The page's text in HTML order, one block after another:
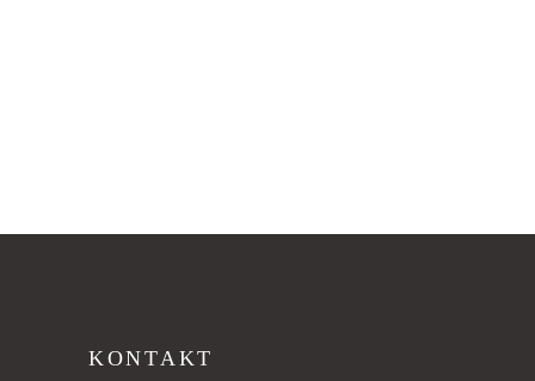
KONTAKT